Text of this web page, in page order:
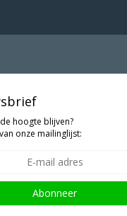
hoogte blijven?
onze mailinglijst:
Abonneer